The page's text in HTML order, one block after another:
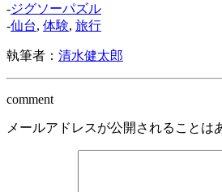
-ジグソーパズル
-仙台, 体験, 旅行
執筆者： 清水健太郎
comment
メールアドレスが公開されることは